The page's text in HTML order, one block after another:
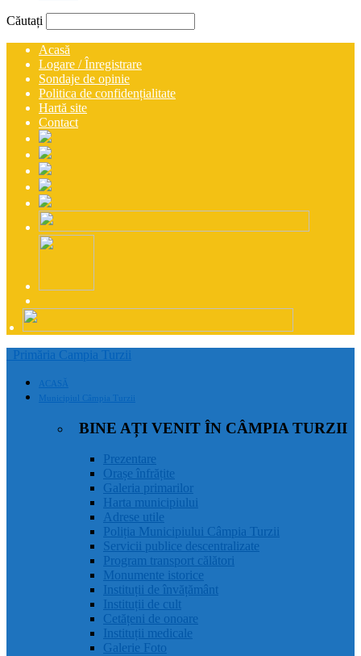
Căutați
Acasă
Logare / Înregistrare
Sondaje de opinie
Politica de confidențialitate
Hartă site
Contact
Primăria Campia Turzii
ACASĂ
Municipiul Câmpia Turzii
BINE AȚI VENIT ÎN CÂMPIA TURZII
Prezentare
Orașe înfrățite
Galeria primarilor
Harta municipiului
Adrese utile
Poliția Municipiului Câmpia Turzii
Servicii publice descentralizate
Program transport călători
Monumente istorice
Instituții de învățământ
Instituții de cult
Cetățeni de onoare
Instituții medicale
Galerie Foto